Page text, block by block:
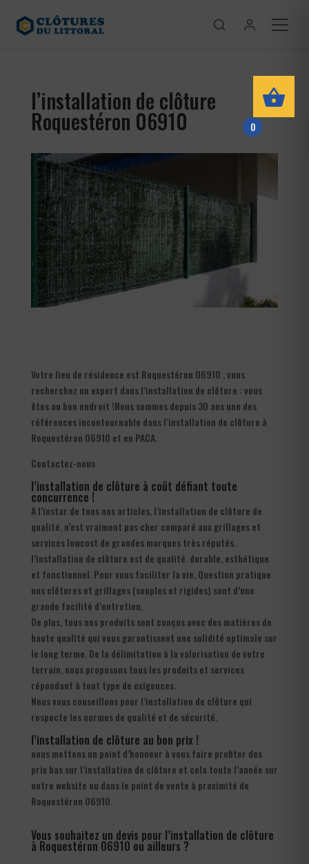
l’installation de clôture
Roquestéron 06910
Votre lieu de résidence est Roquestéron 06910 , vous
recherchez un expert dans l’installation de clôture : vous
êtes au bon endroit !Nous sommes depuis 30 ans une des
références incontournable dans l’installation de clôture à
Roquestéron 06910 et en PACA.
Contactez-nous
l’installation de clôture à coût défiant toute
concurrence !
A l’instar de tous nos articles, l’installation de clôture de
qualité, n’est vraiment pas cher comparé aux grillages et
services lowcost de grandes marques très réputés.
l’installation de clôture est de qualité. durable, esthétique
et fonctionnel. Pour vous faciliter la vie, Question pratique
nos clôtures et grillages (souples et rigides) sont d’une
grande facilité d’entretien.
De plus, tous nos produits sont conçus avec des matières de
haute qualité qui vous garantissent une solidité optimale sur
le long terme. De la délimitation à la valorisation de votre
terrain, nous proposons tous les produits et services
répondant à tout type de exigences.
Nous vous conseillons pour l’installation de clôture qui
respecte les normes de qualité et de sécurité.
l’installation de clôture au bon prix !
nous mettons un point d’honneur à vous faire profiter des
prix bas sur l’installation de clôture et cela toute l’année sur
notre website ou dans le point de vente à proximité de
Roquestéron 06910.
Vous souhaitez un devis pour l’installation de clôture
à Roquestéron 06910 ou ailleurs ?
0